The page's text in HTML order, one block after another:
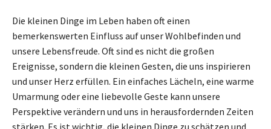
Die kleinen Dinge im Leben haben oft einen
bemerkenswerten Einfluss auf unser Wohlbefinden und
unsere Lebensfreude. Oft sind es nicht die großen
Ereignisse, sondern die kleinen Gesten, die uns inspirieren
und unser Herz erfüllen. Ein einfaches Lächeln, eine warme
Umarmung oder eine liebevolle Geste kann unsere
Perspektive verändern und uns in herausfordernden Zeiten
stärken. Es ist wichtig, die kleinen Dinge zu schätzen und